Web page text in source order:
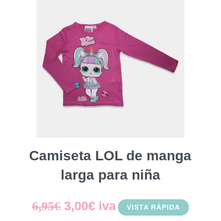
Camiseta LOL de manga
larga para niña
6,95€ El
3,00€Eliva VISTA RÁPIDA